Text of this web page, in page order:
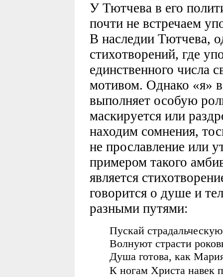
У Тютчева в его
почти не встречаем
В наследии Тютчева,
стихотворений, где
единственного числа
мотивом. Однако «я»
выполняет особую
маскируется или
находим сомнения,
не прославление или
примером такого
является
говорится о душе и
разными путями:
Пускай
Волнуют страсти
Душа готова, как
К ногам Христа навек